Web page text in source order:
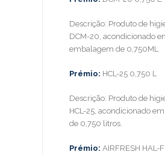
Descrição: Produto de
DCM-20, acondicionado
embalagem de 0,750ML
Prémio: HCL-25 0,750 L
Descrição: Produto de
HCL-25, acondicionado
de 0,750 litros.
Prémio: AIRFRESH HAL-